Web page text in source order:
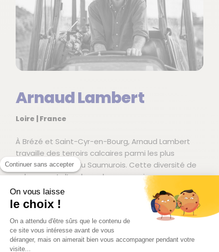
Continuer sans accepter
On vous laisse
le choix !
On a attendu d'être sûrs que le contenu de
ce site vous intéresse avant de vous
déranger, mais on aimerait bien vous accompagner pendant votre
visite...
Arnaud Lambert
Loire | France
À Brézé et Saint-Cyr-en-Bourg, Arnaud Lambert
travaille des terroirs calcaires parmi les plus
emblématiques du Saumurois. Cette diversité de
sols permet d’explorer des expressions
contrastées du chenin et du cabernet franc, avec
une attention particulière portée à la pureté des
profils et à la précision des équilibres.
Les maturités sont recherchées avec rigueur afin
de préserver l’éclat du fruit et une structure nette.